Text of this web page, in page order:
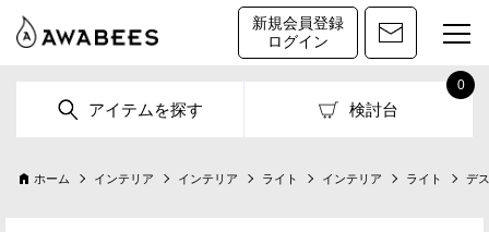
新規会員登録
ログイン
アイテムを探す 検討台
0
ホーム インテリア インテリア ライト インテリア ライト デ